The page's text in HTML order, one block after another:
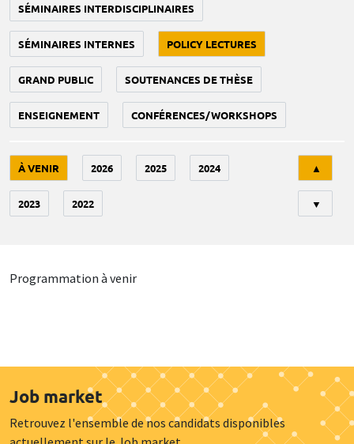
SÉMINAIRES INTERDISCIPLINAIRES
SÉMINAIRES INTERNES POLICY LECTURES
GRAND PUBLIC SOUTENANCES DE THÈSE
ENSEIGNEMENT CONFÉRENCES/WORKSHOPS
À VENIR 2026 2025 2024
2023 2022
▲
▼
Programmation à venir
Job market
Retrouvez l'ensemble de nos candidats disponibles